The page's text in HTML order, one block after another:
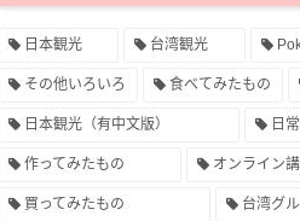
日本観光 台湾観光
その他いろいろ 食べてみたもの
日本観光（有中文版） 日
作ってみたもの オンライン
買ってみたもの 台湾グ